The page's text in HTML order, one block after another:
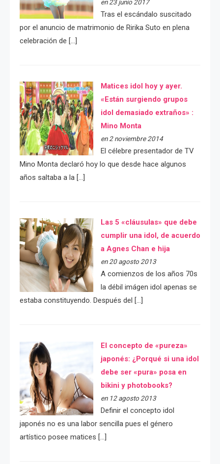
en 23 junio 2017
Tras el escándalo suscitado
por el anuncio de matrimonio de Ririka Suto en plena
celebración de […]
Matices idol hoy y ayer.
«Están surgiendo grupos
idol demasiado extraños» :
Mino Monta
en 2 noviembre 2014
El célebre presentador de TV
Mino Monta declaró hoy lo que desde hace algunos
años saltaba a la […]
Las 5 «cláusulas» que debe
cumplir una idol, de acuerdo
a Agnes Chan e hija
en 20 agosto 2013
A comienzos de los años 70s
la débil imágen idol apenas se
estaba constituyendo. Después del […]
El concepto de «pureza»
japonés: ¿Porqué si una idol
debe ser «pura» posa en
bikini y photobooks?
en 12 agosto 2013
Definir el concepto idol
japonés no es una labor sencilla pues el género
artístico posee matices […]